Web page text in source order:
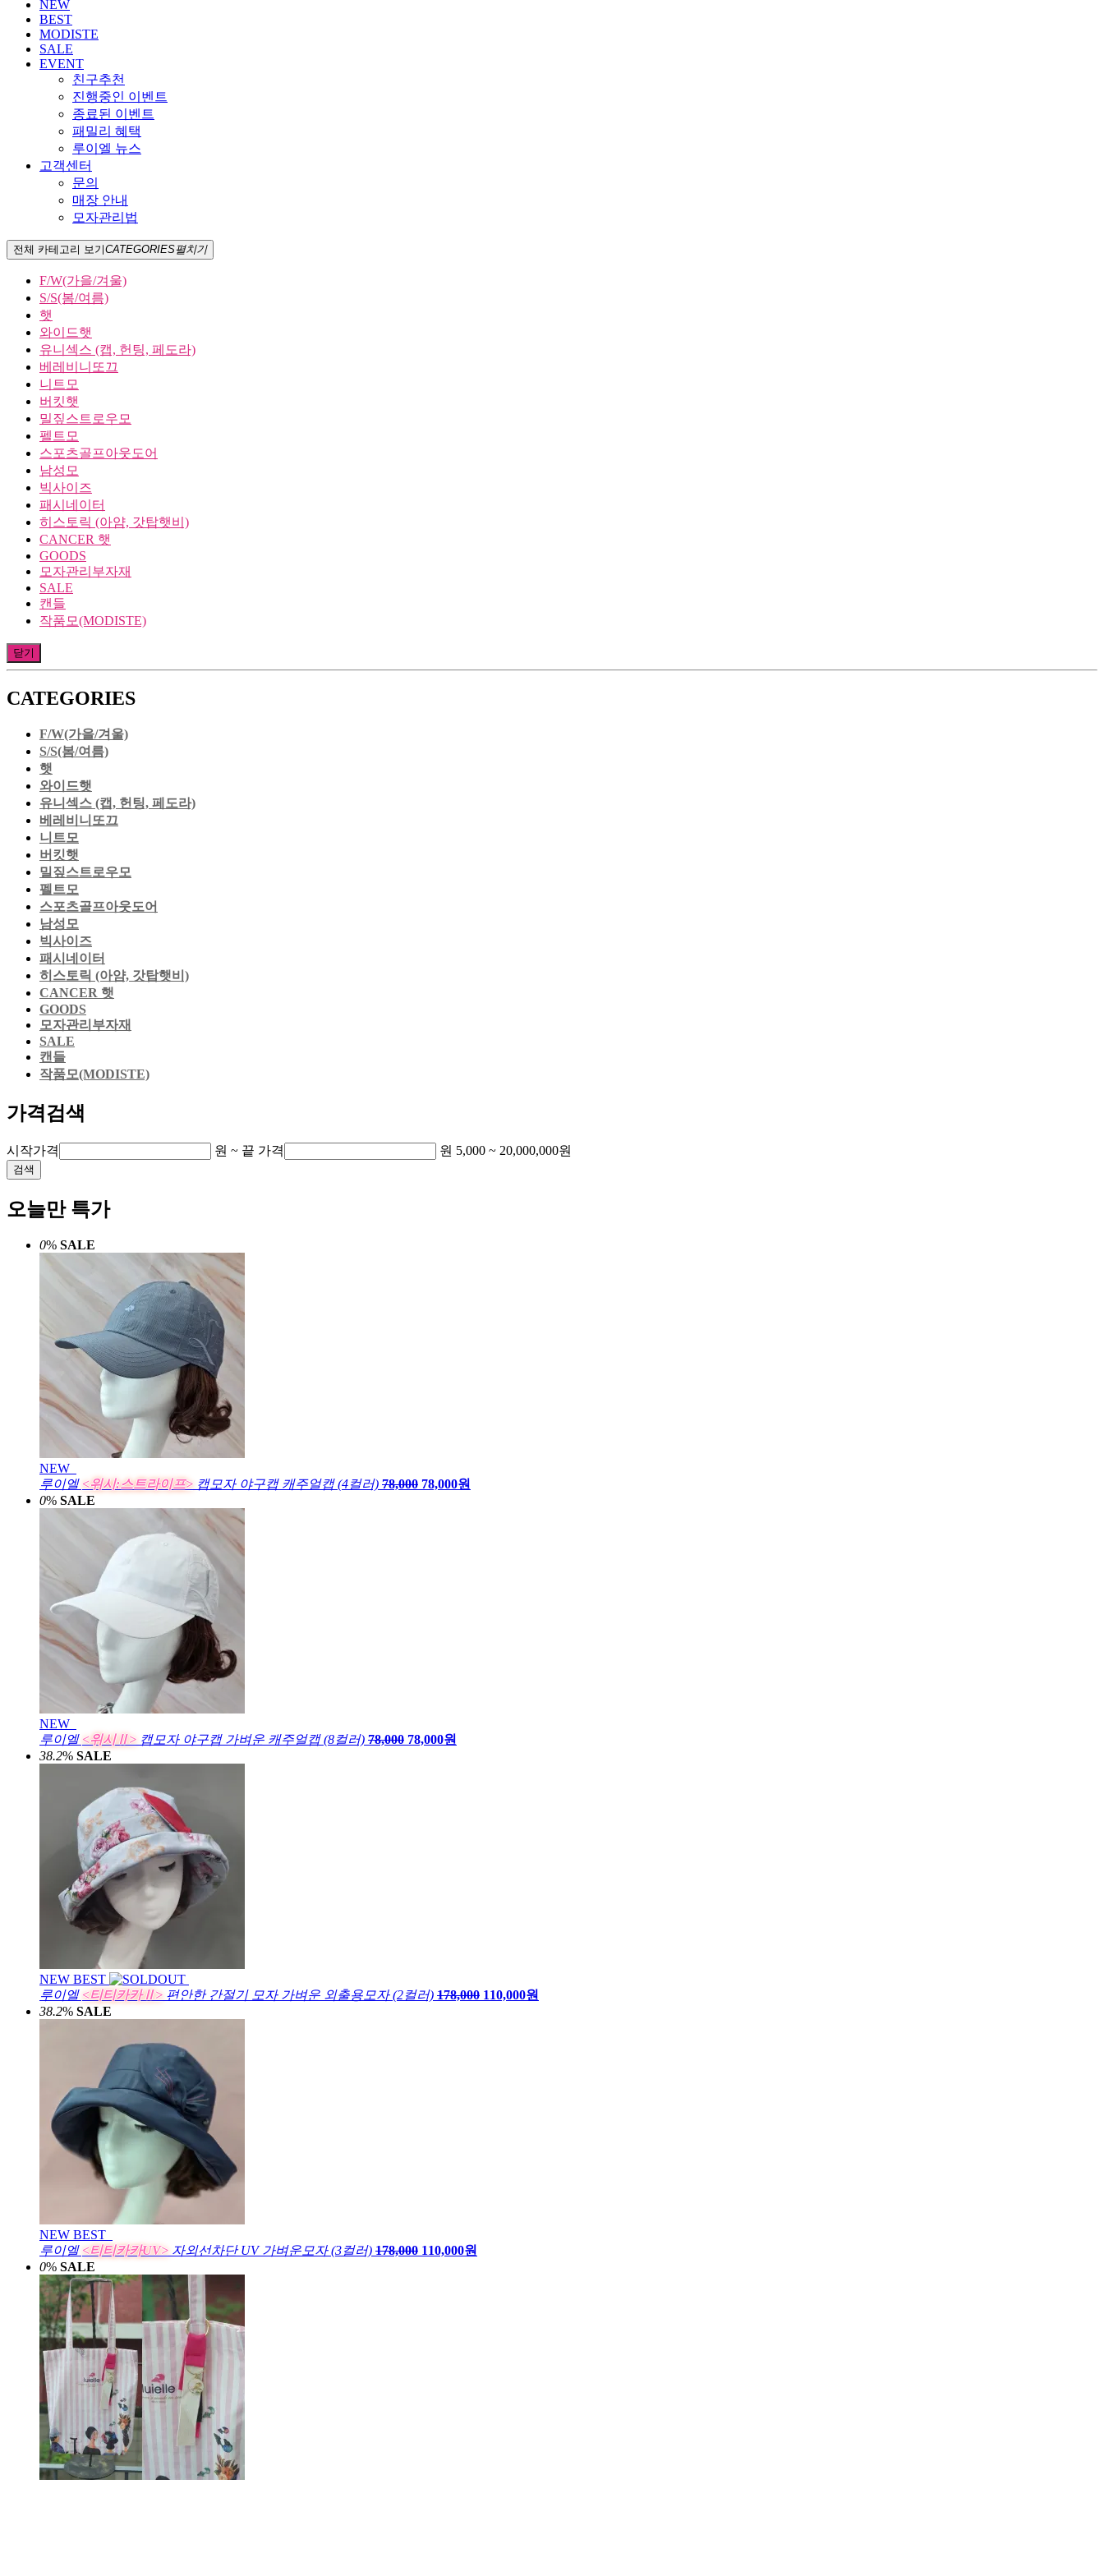
NEW
BEST
MODISTE
SALE
EVENT
친구추천
진행중인 이벤트
종료된 이벤트
패밀리 혜택
루이엘 뉴스
고객센터
문의
매장 안내
모자관리법
전체 카테고리 보기CATEGORIES펼치기
F/W(가을/겨울)
S/S(봄/여름)
햇
와이드햇
유니섹스 (캡, 헌팅, 페도라)
베레비니또끄
니트모
버킷햇
밀짚스트로우모
펠트모
스포츠골프아웃도어
남성모
빅사이즈
패시네이터
히스토릭 (아얌, 갓탑햇비)
CANCER 햇
GOODS
모자관리부자재
SALE
캔들
작품모(MODISTE)
닫기
CATEGORIES
F/W(가을/겨울)
S/S(봄/여름)
햇
와이드햇
유니섹스 (캡, 헌팅, 페도라)
베레비니또끄
니트모
버킷햇
밀짚스트로우모
펠트모
스포츠골프아웃도어
남성모
빅사이즈
패시네이터
히스토릭 (아얌, 갓탑햇비)
CANCER 햇
GOODS
모자관리부자재
SALE
캔들
작품모(MODISTE)
가격검색
시작가격 원 ~ 끝 가격 원 5,000 ~ 20,000,000원
검색
오늘만 특가
0% SALE
NEW
루이엘 <위시:스트라이프> 캡모자 야구캡 캐주얼캡 (4컬러) 78,000 78,000원
0% SALE
NEW
루이엘 <위시Ⅱ> 캡모자 야구캡 가벼운 캐주얼캡 (8컬러) 78,000 78,000원
38.2% SALE
NEW BEST
루이엘 <티티카카Ⅱ> 편안한 간절기 모자 가벼운 외출용모자 (2컬러) 178,000 110,000원
38.2% SALE
NEW BEST
루이엘 <티티카카UV> 자외선차단 UV 가벼운모자 (3컬러) 178,000 110,000원
0% SALE